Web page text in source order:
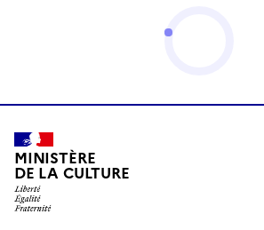
MINISTÈRE
DE LA CULTURE